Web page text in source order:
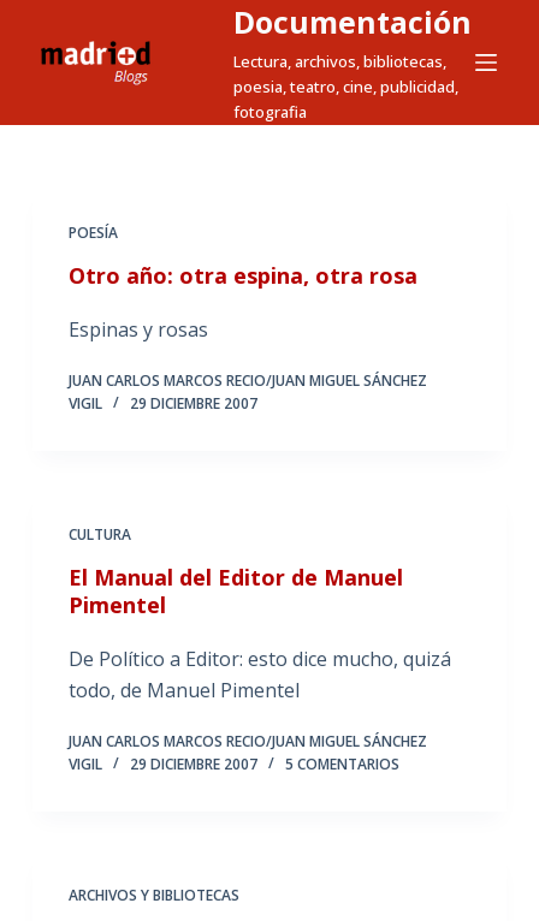
t
Documentación
Lectura, archivos, bibliotecas,
poesia, teatro, cine, publicidad,
fotografia
POESÍA
Otro año: otra espina, otra rosa
Espinas y rosas
JUAN CARLOS MARCOS RECIO/JUAN MIGUEL SÁNCHEZ
VIGIL
29 DICIEMBRE 2007
CULTURA
El Manual del Editor de Manuel
Pimentel
De Político a Editor: esto dice mucho, quizá
todo, de Manuel Pimentel
JUAN CARLOS MARCOS RECIO/JUAN MIGUEL SÁNCHEZ
VIGIL
29 DICIEMBRE 2007 5 COMENTARIOS
ARCHIVOS Y BIBLIOTECAS